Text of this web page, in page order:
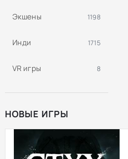
Экшены 1198
Инди 1715
VR игры 8
НОВЫЕ ИГРЫ